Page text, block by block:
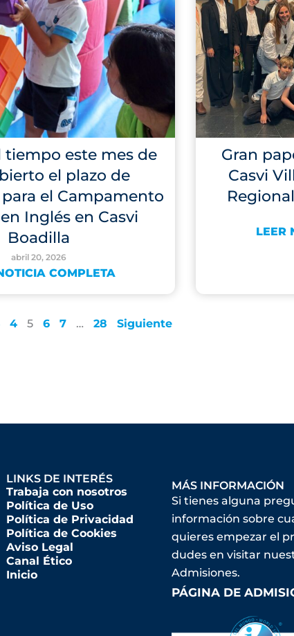
tiempo este mes de
el plazo de
el Campamento
Inglés en Casvi
Boadilla
abril 20, 2026
COMPLETA
Gran
Casvi
LEER
4 5 6 7 … 28 Siguiente
LINKS DE INTERÉS
Trabaja con nosotros
Política de Uso
Política de Privacidad
Política de Cookies
Aviso Legal
Canal Ético
Inicio
MÁS INFORMACIÓN
Si tienes alguna
información sobre
quieres empezar el
dudes en visitar
Admisiones.
PÁGINA DE